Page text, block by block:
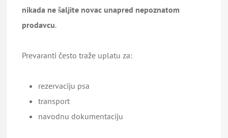
nikada ne šaljite novac unapred nepoznatom
prodavcu.
Prevaranti često traže uplatu za:
rezervaciju psa
transport
navodnu dokumentaciju